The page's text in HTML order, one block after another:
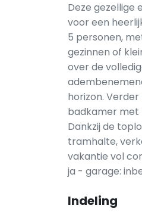
Deze gezellige
voor een
5 personen,
gezinnen of
over de
horizon.
badkamer met
Dankzij de
tramhalte,
vakantie vol
ja - garage:
Indeling